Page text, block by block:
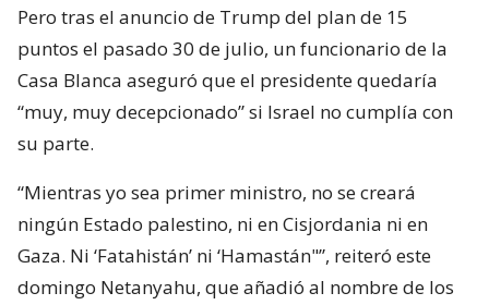
Pero tras el anuncio de Trump del plan de 15
puntos el pasado 30 de julio, un funcionario de la
Casa Blanca aseguró que el presidente quedaría
“muy, muy decepcionado” si Israel no cumplía con
su parte.
“Mientras yo sea primer ministro, no se creará
ningún Estado palestino, ni en Cisjordania ni en
Gaza. Ni ‘Fatahistán’ ni ‘Hamastán"”, reiteró este
domingo Netanyahu, que añadió al nombre de los